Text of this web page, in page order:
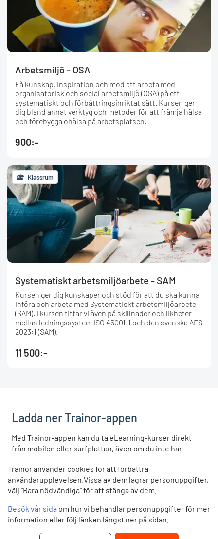
Arbetsmiljö - OSA
Få kunskap, inspiration och mod att arbeta med
organisatorisk och social arbetsmiljö (OSA) på ett
systematiskt och förbättringsinriktat sätt. Kursen ger
dig bland annat verktyg och metoder för att främja hälsa
och förebygga ohälsa på arbetsplatsen.
900:-
Klassrum
Systematiskt arbetsmiljöarbete - SAM
Kursen ger dig kunskaper och stöd för att du ska kunna
införa och arbeta med Systematiskt arbetsmiljöarbete
(SAM). I kursen tittar vi även på skillnader och likheter
mellan ledningssystem ISO 45001:1 och den svenska AFS
2023:1 (SAM).
11 500:-
Ladda ner Trainor-appen
Med Trainor-appen kan du ta eLearning-kurser direkt
från mobilen eller surfplattan, även om du inte har
användarnamn och lösenord som du vanligtvis använder
på trainor.no.
LADDA NER
App Store
LADDA NER
Google Play
Trainor använder cookies för att förbättra
användarupplevelsen.Vissa av dem lagrar personuppgifter,
välj "Bara nödvändiga" för att stänga av dem.
Besök vår sida om hur vi behandlar personuppgifter för mer
information eller följ länken längst ner på sidan.